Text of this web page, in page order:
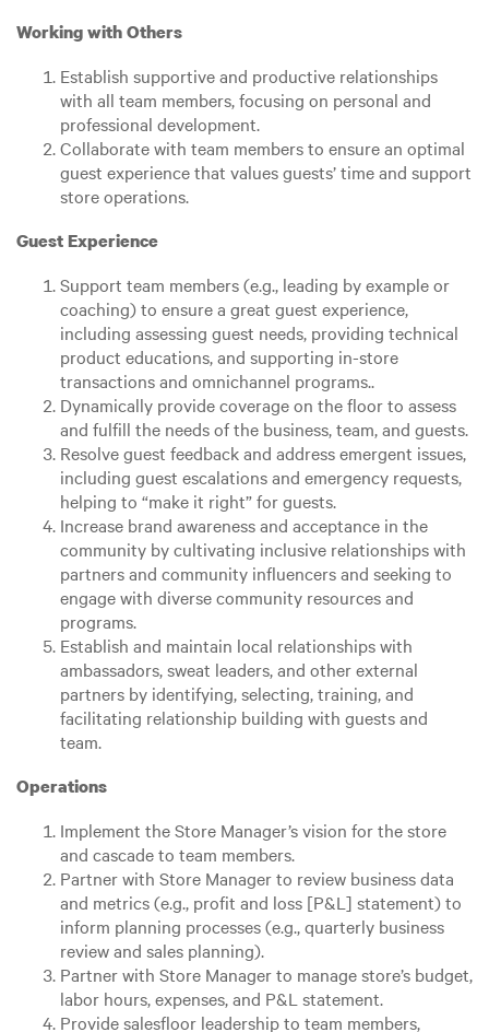
Working with Others
Establish supportive and productive relationships
with all team members, focusing on personal and
professional development.
Collaborate with team members to ensure an optimal
guest experience that values guests’ time and support
store operations.
Guest Experience
Support team members (e.g., leading by example or
coaching) to ensure a great guest experience,
including assessing guest needs, providing technical
product educations, and supporting in-store
transactions and omnichannel programs..
Dynamically provide coverage on the floor to assess
and fulfill the needs of the business, team, and guests.
Resolve guest feedback and address emergent issues,
including guest escalations and emergency requests,
helping to “make it right” for guests.
Increase brand awareness and acceptance in the
community by cultivating inclusive relationships with
partners and community influencers and seeking to
engage with diverse community resources and
programs.
Establish and maintain local relationships with
ambassadors, sweat leaders, and other external
partners by identifying, selecting, training, and
facilitating relationship building with guests and
team.
Operations
Implement the Store Manager’s vision for the store
and cascade to team members.
Partner with Store Manager to review business data
and metrics (e.g., profit and loss [P&L] statement) to
inform planning processes (e.g., quarterly business
review and sales planning).
Partner with Store Manager to manage store’s budget,
labor hours, expenses, and P&L statement.
Provide salesfloor leadership to team members,